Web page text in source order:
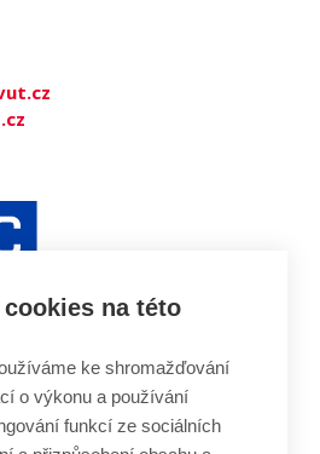
na této
ke shromažďování
o výkonu a používání
funkcí ze sociálních